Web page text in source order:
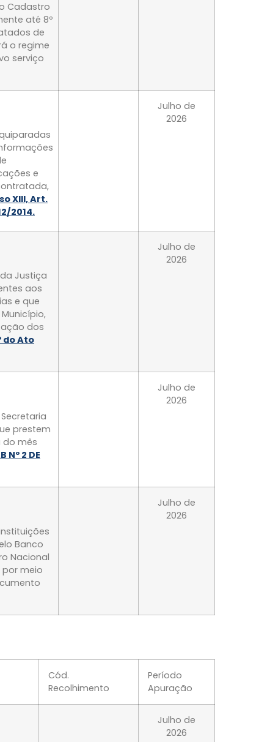
Cadastro
até 8º
de
o regime
serviço
e
XIII, Art.
2014.
Julho de
2026
Justiça
aos
e que
dos
do Ato
Julho de
2026
prestem
do mês
Nº 2 DE
Julho de
2026
Banco
Nacional
meio
Julho de
2026
Cód.
Recolhimento
Período
Apuração
Julho de
2026